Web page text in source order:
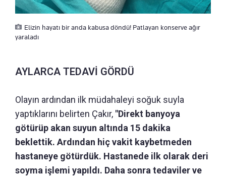
Elizin hayatı bir anda kabusa döndü! Patlayan konserve ağır
yaraladı
AYLARCA TEDAVİ GÖRDÜ
Olayın ardından ilk müdahaleyi soğuk suyla
yaptıklarını belirten Çakır, "Direkt banyoya
götürüp akan suyun altında 15 dakika
beklettik. Ardından hiç vakit kaybetmeden
hastaneye götürdük. Hastanede ilk olarak deri
soyma işlemi yapıldı. Daha sonra tedaviler ve